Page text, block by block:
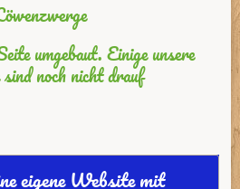
umgebaut. Einige unsere
noch nicht drauf
eigene Website mit